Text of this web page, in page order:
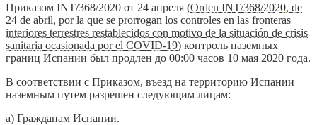
Приказом INT/368/2020 от 24 апреля (Orden INT/368/2020, de
24 de abril, por la que se prorrogan los controles en las fronteras
interiores terrestres restablecidos con motivo de la situación de crisis
sanitaria ocasionada por el COVID-19) контроль наземных
границ Испании был продлен до 00:00 часов 10 мая 2020 года.
В соответствии с Приказом, въезд на территорию Испании
наземным путем разрешен следующим лицам:
а) Гражданам Испании.